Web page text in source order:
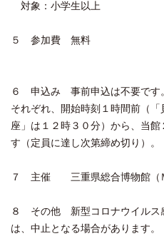
対象：小学生以上
５ 参加費 無料
６ 申込み 事前申込は不要です。
それぞれ、開始時刻１時間前（
座」は１２時３０分）から、当
す（定員に達し次第締め切り）。
７ 主催 三重県総合博物館（Ｍ
８ その他 新型コロナウイルス
は、中止となる場合があります。